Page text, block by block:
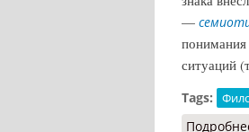
—
понимания
ситуаций
Tags: